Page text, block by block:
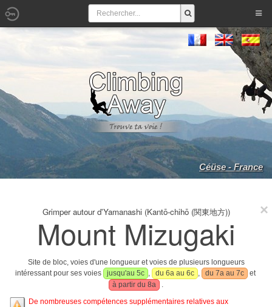
Céüse - France
Grimper autour d'Yamanashi (Kantō-chihō (関東地方))
Mount Mizugaki
Site de bloc, voies d'une longueur et voies de plusieurs longueurs
intéressant pour ses voies
jusqu'au 5c , du 6a au 6c , du 7a au 7c
et
à partir du 8a
.
De nombreuses compétences supplémentaires relatives aux